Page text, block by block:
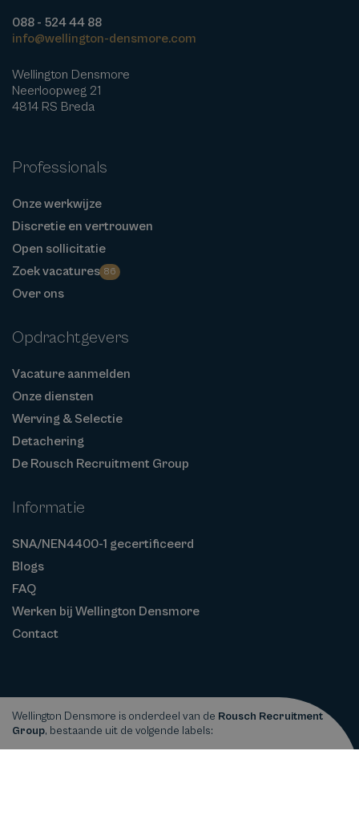
088 - 524 44 88
info@wellington-densmore.com
Wellington Densmore
Neerloopweg 21
4814 RS Breda
Professionals
Onze werkwijze
Discretie en vertrouwen
Open sollicitatie
Zoek vacatures 86
Over ons
Opdrachtgevers
Vacature aanmelden
Onze diensten
Werving & Selectie
Detachering
De Rousch Recruitment Group
Informatie
SNA/NEN4400-1 gecertificeerd
Blogs
FAQ
Werken bij Wellington Densmore
Contact
Wellington Densmore is onderdeel van de Rousch Recruitment
Group, bestaande uit de volgende labels: